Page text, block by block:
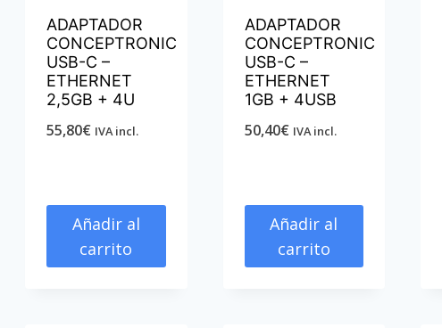
ADAPTADOR
CONCEPTRONIC
USB-C –
ETHERNET
2,5GB + 4U
55,80€ IVA incl.
Añadir al
carrito
ADAPTADOR
CONCEPTRONIC
USB-C –
ETHERNET
1GB + 4USB
50,40€ IVA incl.
Añadir al
carrito